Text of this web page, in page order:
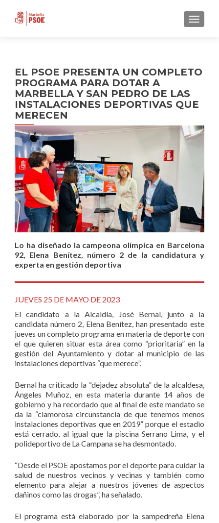
EL PSOE PRESENTA UN COMPLETO
PROGRAMA PARA DOTAR A
MARBELLA Y SAN PEDRO DE LAS
INSTALACIONES DEPORTIVAS QUE
MERECEN
Lo ha diseñado la campeona olímpica en Barcelona
92, Elena Benítez, número 2 de la candidatura y
experta en gestión deportiva
JUEVES 25 DE MAYO DE 2023
El candidato a la Alcaldía, José Bernal, junto a la
candidata número 2, Elena Benítez, han presentado este
jueves un completo programa en materia de deporte con
el que quieren situar esta área como “prioritaria” en la
gestión del Ayuntamiento y dotar al municipio de las
instalaciones deportivas “que merece”.
Bernal ha criticado la “dejadez absoluta” de la alcaldesa,
Ángeles Muñoz, en esta materia durante 14 años de
gobierno y ha recordado que al final de este mandato se
da la “clamorosa circunstancia de que tenemos menos
instalaciones deportivas que en 2019” porque el estadio
está cerrado, al igual que la piscina Serrano Lima, y el
polideportivo de La Campana se ha desmontado.
“Desde el PSOE apostamos por el deporte para cuidar la
salud de nuestros vecinos y vecinas y también como
elemento para alejar a nuestros jóvenes de aspectos
dañinos como las drogas”, ha señalado.
El programa está elaborado por la sampedreña Elena